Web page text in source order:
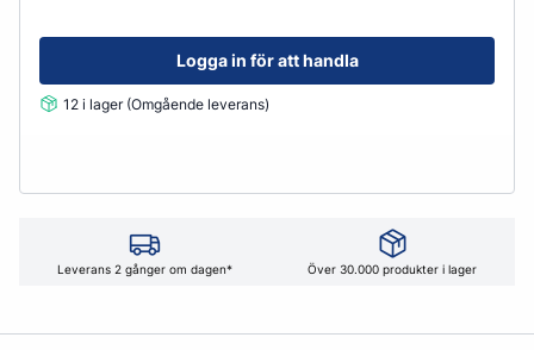
Logga in för att handla
12 i lager (Omgående leverans)
Leverans 2 gånger om dagen* Över 30.000 produkter i lager